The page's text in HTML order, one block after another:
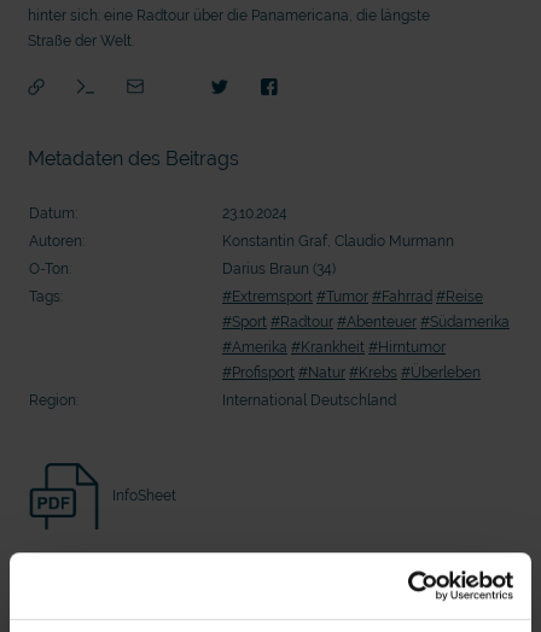
mit epd Text
hinter sich: eine Radtour über die Panamericana, die längste
Straße der Welt.
Metadaten des Beitrags
Datum:
23.10.2024
Autoren:
Konstantin Graf, Claudio Murmann
O-Ton:
Darius Braun (34)
Tags:
#Extremsport #Tumor #Fahrrad #Reise
#Sport #Radtour #Abenteuer #Südamerika
#Amerika #Krankheit #Hirntumor
#Profisport #Natur #Krebs #Überleben
Region:
International Deutschland
InfoSheet